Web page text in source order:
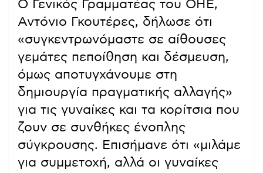
Ο Γενικός Γραμματέας του ΟΗΕ,
Αντόνιο Γκουτέρες, δήλωσε ότι
«συγκεντρωνόμαστε σε αίθουσες
γεμάτες πεποίθηση και δέσμευση,
όμως αποτυγχάνουμε στη
δημιουργία πραγματικής αλλαγής»
για τις γυναίκες και τα κορίτσια που
ζουν σε συνθήκες ένοπλης
σύγκρουσης. Επισήμανε ότι «μιλάμε
για συμμετοχή, αλλά οι γυναίκες